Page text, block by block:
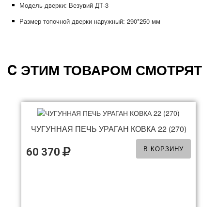
Модель дверки: Везувий ДТ-3
Размер топочной дверки наружный: 290*250 мм
C ЭТИМ ТОВАРОМ СМОТРЯТ
ЧУГУННАЯ ПЕЧЬ УРАГАН КОВКА 22 (270)
60 370 В КОРЗИНУ